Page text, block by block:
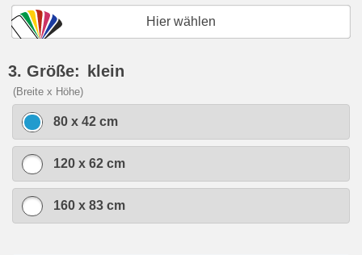
Hier wählen
3. Größe: klein
(Breite x Höhe)
80 x 42 cm
120 x 62 cm
160 x 83 cm